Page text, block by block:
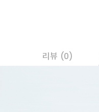
리뷰 (0)